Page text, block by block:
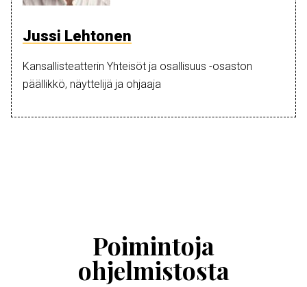
Jussi Lehtonen
Kansallisteatterin Yhteisöt ja osallisuus -osaston
päällikkö, näyttelijä ja ohjaaja
Poimintoja
ohjelmistosta